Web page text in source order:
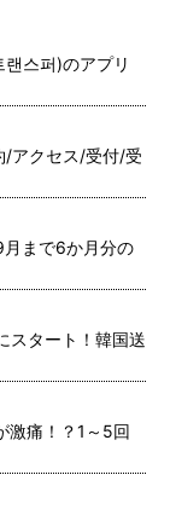
스퍼)のアプリ
/アクセス/受付/受
まで6か月分の
スタート！韓国送
激痛！？1～5回